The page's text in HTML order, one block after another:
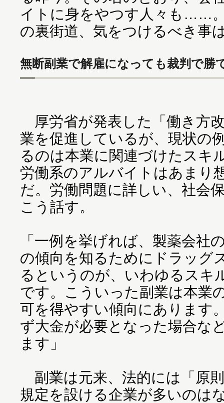
イトに身をやつす人々も……
の裏街道、気をつけるべき事
無断副業で解雇になっても裁判で勝
厚労省が発表した「働き方
業を促進しているが、現状の
るのは本業に関連づけたスキ
労働系のアルバイトはあまり
だ。労働問題に詳しい、社会
こう話す。
「一例を挙げれば、製薬会社
の傾向を知るためにドラッグ
るというのが、いわゆるスキ
です。こういった副業は本業
可を得やすい傾向にあります
ず大金が必要となった場合な
ます」
副業は元来、法的には「原
規定を設ける企業が多いのは